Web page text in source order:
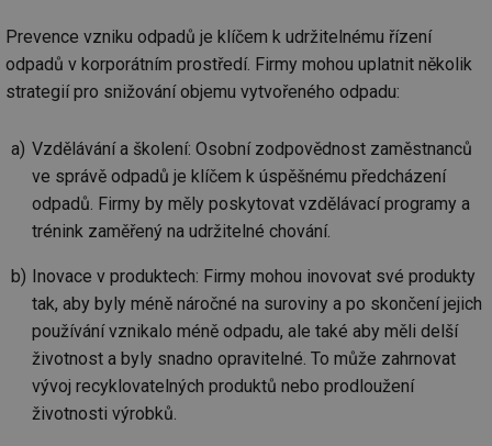
Prevence vzniku odpadů je klíčem k udržitelnému řízení
odpadů v korporátním prostředí. Firmy mohou uplatnit několik
strategií pro snižování objemu vytvořeného odpadu:
Vzdělávání a školení: Osobní zodpovědnost zaměstnanců
ve správě odpadů je klíčem k úspěšnému předcházení
odpadů. Firmy by měly poskytovat vzdělávací programy a
trénink zaměřený na udržitelné chování.
Inovace v produktech: Firmy mohou inovovat své produkty
tak, aby byly méně náročné na suroviny a po skončení jejich
používání vznikalo méně odpadu, ale také aby měli delší
životnost a byly snadno opravitelné. To může zahrnovat
vývoj recyklovatelných produktů nebo prodloužení
životnosti výrobků.